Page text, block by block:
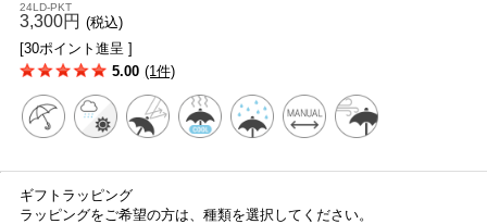
24LD-PKT
3,300円 (税込)
[30ポイント進呈 ]
5.00 (1件)
ギフトラッピング
ラッピングをご希望の方は、種類を選択してください。